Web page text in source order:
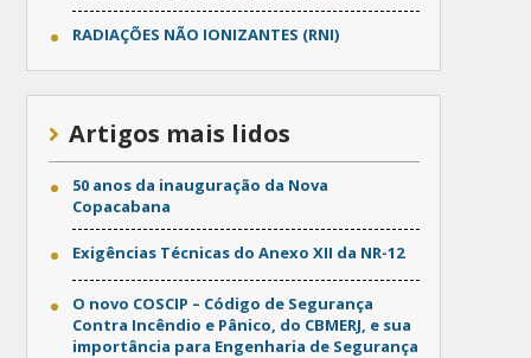
RADIAÇÕES NÃO IONIZANTES (RNI)
Artigos mais lidos
50 anos da inauguração da Nova
Copacabana
Exigências Técnicas do Anexo XII da NR-12
O novo COSCIP – Código de Segurança
Contra Incêndio e Pânico, do CBMERJ, e sua
importância para Engenharia de Segurança